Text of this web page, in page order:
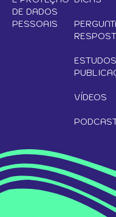
DE DADOS
PESSOAIS
VÍDEOS